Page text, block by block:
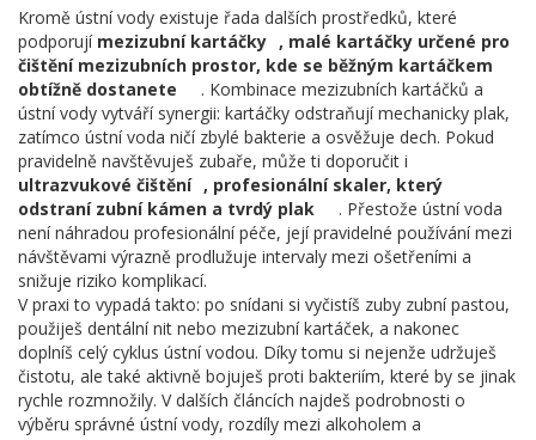
Kromě ústní vody existuje řada dalších prostředků, které
podporují mezizubní kartáčky , malé kartáčky určené pro
čištění mezizubních prostor, kde se běžným kartáčkem
obtížně dostanete
. Kombinace mezizubních kartáčků a
ústní vody vytváří synergii: kartáčky odstraňují mechanicky plak,
zatímco ústní voda ničí zbylé bakterie a osvěžuje dech. Pokud
pravidelně navštěvuješ zubaře, může ti doporučit i
ultrazvukové čištění , profesionální skaler, který
odstraní zubní kámen a tvrdý plak
. Přestože ústní voda
není náhradou profesionální péče, její pravidelné používání mezi
návštěvami výrazně prodlužuje intervaly mezi ošetřeními a
snižuje riziko komplikací.
V praxi to vypadá takto: po snídani si vyčistíš zuby zubní pastou,
použiješ dentální nit nebo mezizubní kartáček, a nakonec
doplníš celý cyklus ústní vodou. Díky tomu si nejenže udržuješ
čistotu, ale také aktivně bojuješ proti bakteriím, které by se jinak
rychle rozmnožily. V dalších článcích najdeš podrobnosti o
výběru správné ústní vody, rozdíly mezi alkoholem a